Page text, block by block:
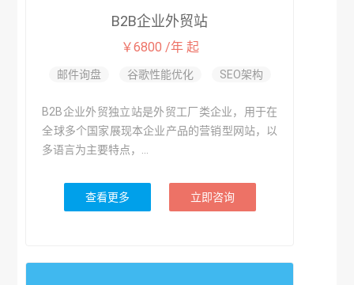
B2B企业外贸站
￥6800 /年 起
邮件询盘 谷歌性能优化 SEO架构
B2B企业外贸独立站是外贸工厂类企业，用于在
全球多个国家展现本企业产品的营销型网站，以
多语言为主要特点，...
查看更多 立即咨询